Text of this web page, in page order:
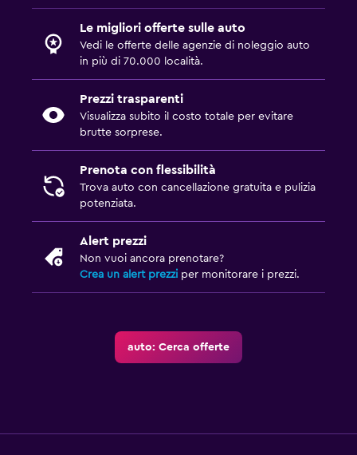
Le migliori offerte sulle auto
Vedi le offerte delle agenzie di noleggio auto
in più di 70.000 località.
Prezzi trasparenti
Visualizza subito il costo totale per evitare
brutte sorprese.
Prenota con flessibilità
Trova auto con cancellazione gratuita e pulizia
potenziata.
Alert prezzi
Non vuoi ancora prenotare?
Crea un alert prezzi per monitorare i prezzi.
auto: Cerca offerte